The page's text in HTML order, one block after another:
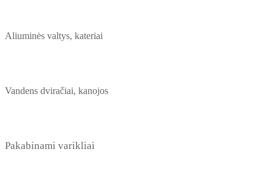
Aliuminės valtys, kateriai
Vandens dviračiai, kanojos
Pakabinami varikliai